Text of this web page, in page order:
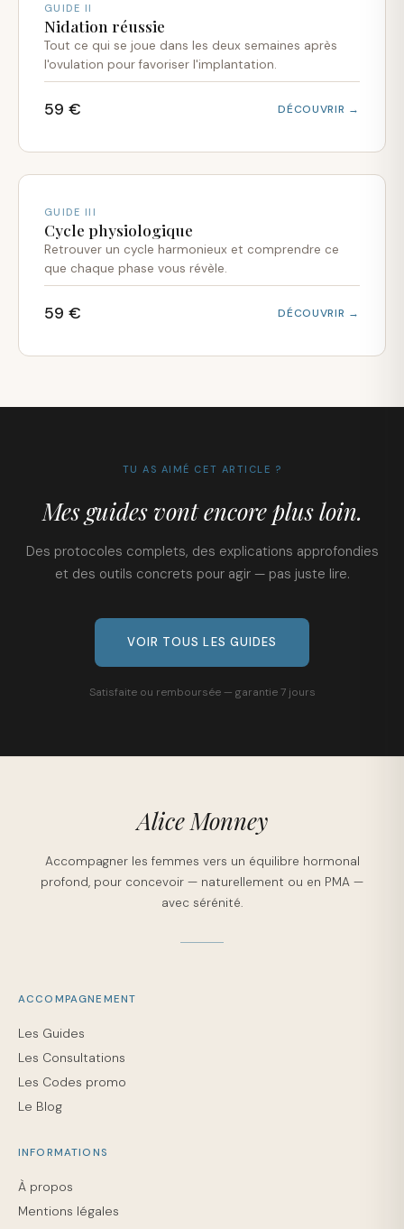
GUIDE II
Nidation réussie
Tout ce qui se joue dans les deux semaines après
l'ovulation pour favoriser l'implantation.
59 € DÉCOUVRIR →
GUIDE III
Cycle physiologique
Retrouver un cycle harmonieux et comprendre ce
que chaque phase vous révèle.
59 € DÉCOUVRIR →
TU AS AIMÉ CET ARTICLE ?
Mes guides vont encore plus loin.
Des protocoles complets, des explications approfondies
et des outils concrets pour agir — pas juste lire.
VOIR TOUS LES GUIDES
Satisfaite ou remboursée — garantie 7 jours
Alice Monney
Accompagner les femmes vers un équilibre hormonal
profond, pour concevoir — naturellement ou en PMA —
avec sérénité.
ACCOMPAGNEMENT
Les Guides
Les Consultations
Les Codes promo
Le Blog
INFORMATIONS
À propos
Mentions légales